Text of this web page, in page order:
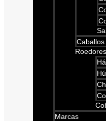
Caballos
Roedores
Marcas